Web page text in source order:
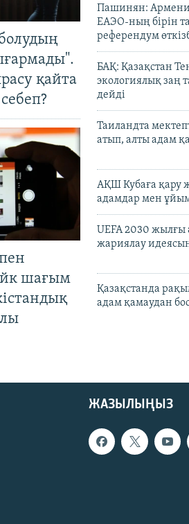
қайта
шағым
Пашинян:
ЕАЭО-ның бірін
референдум
БАҚ: Қазақстан
экологиялық заң
дейді
Таиландта
атып, алты адам
АҚШ Кубаға қару
адамдар мен
UEFA 2030 жылғы
жариялау
Қазақстанда
адам қамаудан
ЖАЗЫЛЫҢЫЗ